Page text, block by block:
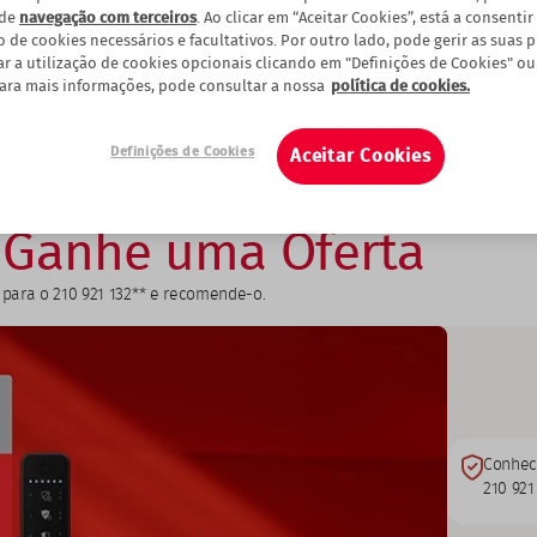
Ganhe uma Oferta
o 210 921 132** e recomende-o.
210
navegação com terceiros. Ao clicar em “Aceitar Cookies”, está a consentir
de cookies necessários e facultativos. Por outro lado, pode gerir as suas
a utilização de cookies opcionais clicando em "Definições de Cookies"
mais informações, pode consultar a nossa política de cookies.
Definições de Cookies Aceitar Cookies